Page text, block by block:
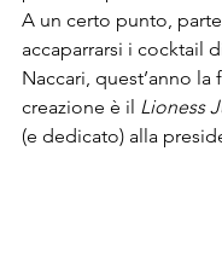
A un certo punto,
accaparrarsi i cocktail
Naccari, quest’anno
creazione è il Lioness
(e dedicato) alla